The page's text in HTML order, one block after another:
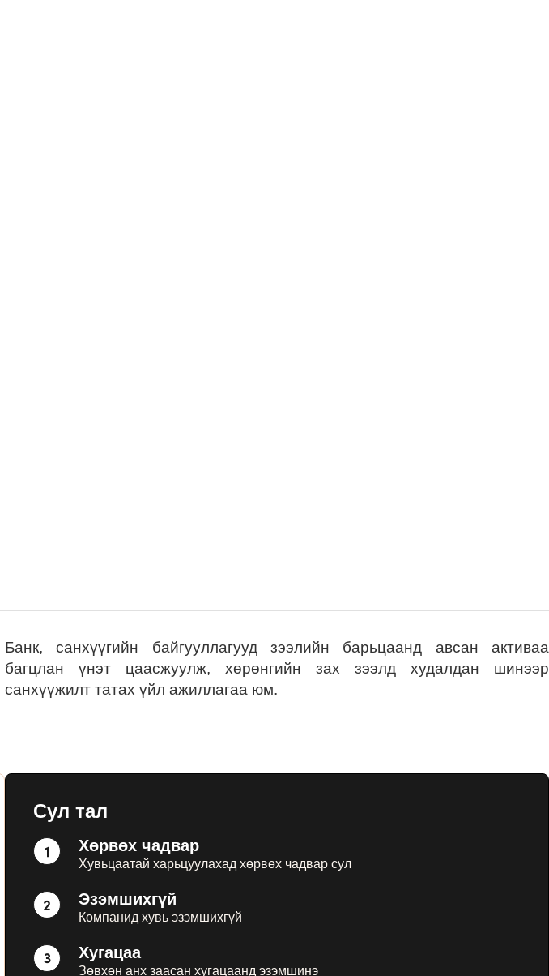
Банк, санхүүгийн байгууллагууд зээлийн барьцаанд авсан активаа
багцлан үнэт цаасжуулж, хөрөнгийн зах зээлд худалдан шинээр
санхүүжилт татах үйл ажиллагаа юм.
Сул тал
Хөрвөх чадвар
Хувьцаатай харьцуулахад хөрвөх чадвар сул
Эзэмшихгүй
Компанид хувь эзэмшихгүй
Хугацаа
Зөвхөн анх заасан хугацаанд эзэмшинэ